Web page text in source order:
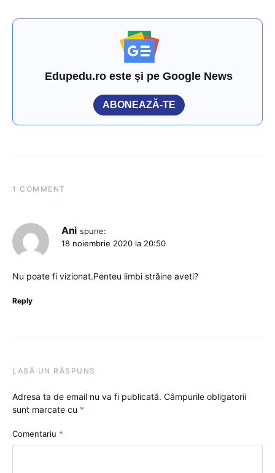
Edupedu.ro este și pe Google News
ABONEAZĂ-TE
1 COMMENT
Ani spune:
18 noiembrie 2020 la 20:50
Nu poate fi vizionat.Penteu limbi străine aveti?
Reply
LASĂ UN RĂSPUNS
Adresa ta de email nu va fi publicată. Câmpurile obligatorii
sunt marcate cu *
Comentariu *